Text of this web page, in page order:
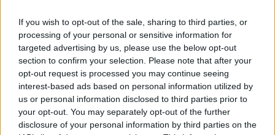
If you wish to opt-out of the sale, sharing to third parties, or
processing of your personal or sensitive information for
targeted advertising by us, please use the below opt-out
section to confirm your selection. Please note that after your
opt-out request is processed you may continue seeing
interest-based ads based on personal information utilized by
us or personal information disclosed to third parties prior to
your opt-out. You may separately opt-out of the further
disclosure of your personal information by third parties on the
Stone Brewingillä on laaja valikoima tuotteita, ja se
lanseerasi äskettäin Face Buffin. Suunnittelullaan he
painavat oman leimansa ja tekevät kankaasta suositun
asusteen oluen ystäville ja panimon faneille. Kätevä laite
estää kylmän ilman ja sateen pääsyn kaulukseen ja se
voidaan muuntaa kevyeksi hatuksi. Se on täydellinen asu
kaikille, jotka arvostavat muotoilua ja toimivuutta ja jotka
eivät halua kuljettaa liikaa matkatavaroita.